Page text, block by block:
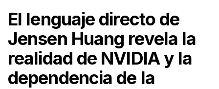
El lenguaje directo de
Jensen Huang revela la
realidad de NVIDIA y la
dependencia de la